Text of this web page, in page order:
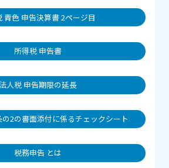
青色 申告決算書 2ページ目
所得税 申告書
法人税 申告期限の延長
2の書面添付に係るチェックシート
税務申告 とは